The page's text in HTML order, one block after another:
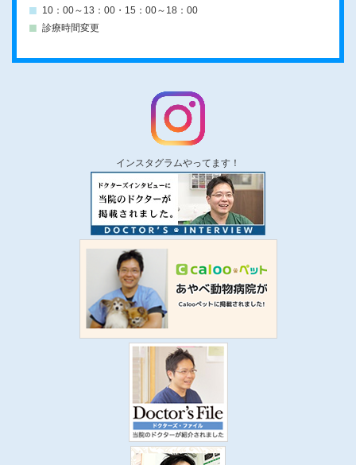
10：00～13：00・15：00～18：00
診療時間変更
インスタグラムやってます！